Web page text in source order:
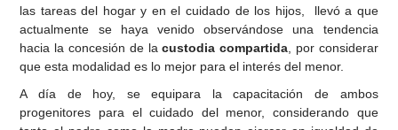
las tareas del hogar y en el cuidado de los hijos, llevó a que
actualmente se haya venido observándose una tendencia
hacia la concesión de lacustodia compartida , por considerar
que esta modalidad es lo mejor para el interés del menor.
A día de hoy, se equipara la capacitación de ambos
progenitores para el cuidado del menor, considerando que